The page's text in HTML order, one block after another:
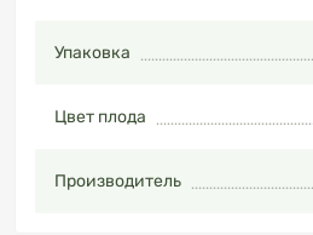
Упаковка
Цвет плода
Производитель